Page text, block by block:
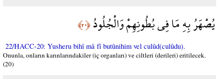
يُصْهَرُ بِهِ مَا فِي بُطُونِهِمْ وَالْجُلُودُ﴿٢٠﴾
22/HACC-20: Yusheru bihî mâ fî butûnihim vel culûd(culûdu).
Onunla, onların karınlarındakiler (iç organları) ve ciltleri (derileri) eritilecek.
(20)